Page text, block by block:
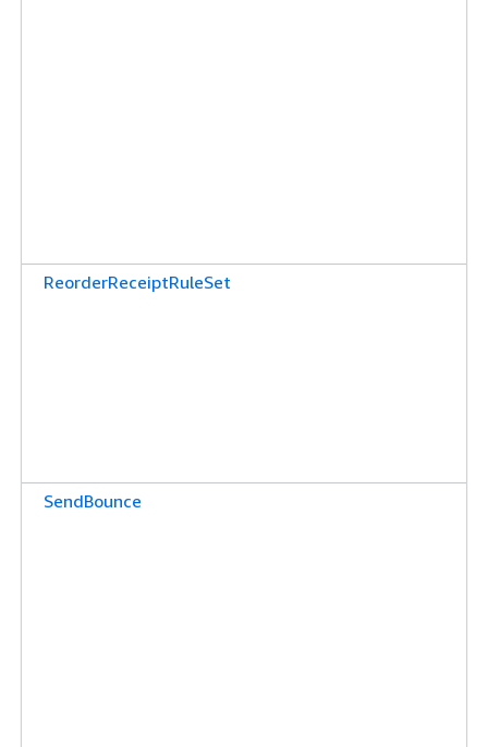
ReorderReceiptRuleSet
SendBounce